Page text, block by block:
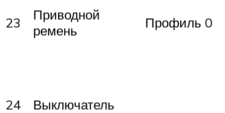
23
Приводной
ремень
Профиль 0
24
Выключатель